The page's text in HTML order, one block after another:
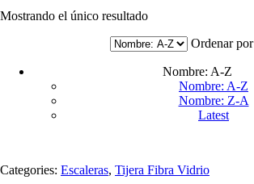
Cintas y Embalaje (17)
Escaleras(18)
Pinturas y Removedores(30)
Repuestos y Conexiones(36)
Selladores y Adhesivos(23)
Soldaduras y Abrasivos
(23)
Uncategorized
Mostrando el único resultado
Ordenar por
Nombre: A-Z
Nombre: A-Z
Nombre: Z-A
Latest
Categories: Escaleras, Tijera Fibra Vidrio